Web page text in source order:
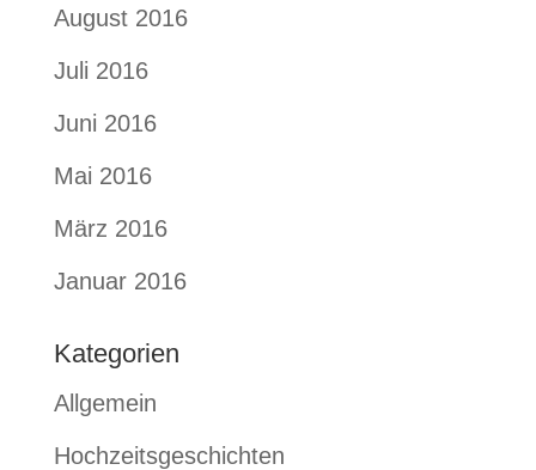
August 2016
Juli 2016
Juni 2016
Mai 2016
März 2016
Januar 2016
Kategorien
Allgemein
Hochzeitsgeschichten